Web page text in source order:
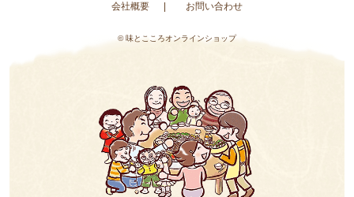
会社概要
お問い合わせ
© 味とこころオンラインショップ